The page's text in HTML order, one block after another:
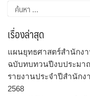
ค้นหา
สำหรับ:
เรื่องล่าสุด
แผนยุทธศาสตร์สำนักงา
ฉบับทบทวนปีงบประมา
รายงานประจำปีสำนัก
2568